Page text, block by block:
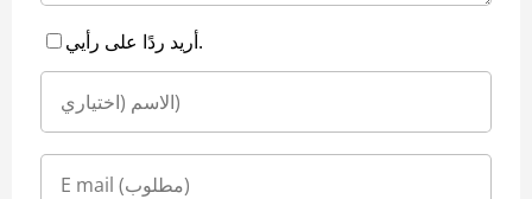
أريد ردًا على رأيي.